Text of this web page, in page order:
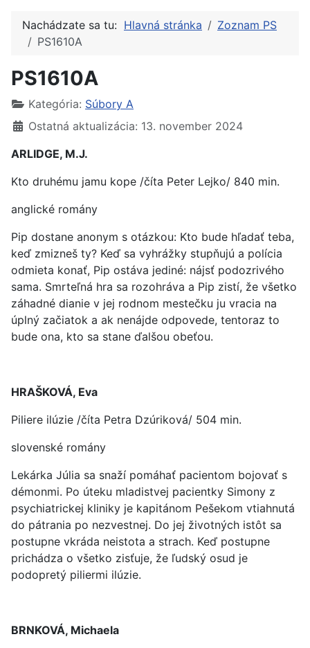
Nachádzate sa tu: Hlavná stránka
Zoznam PS
PS1610A
PS1610A
Kategória: Súbory A
Ostatná aktualizácia: 13. november 2024
ARLIDGE, M.J.
Kto druhému jamu kope /číta Peter Lejko/ 840 min.
anglické romány
Pip dostane anonym s otázkou: Kto bude hľadať teba,
keď zmizneš ty? Keď sa vyhrážky stupňujú a polícia
odmieta konať, Pip ostáva jediné: nájsť podozrivého
sama. Smrteľná hra sa rozohráva a Pip zistí, že všetko
záhadné dianie v jej rodnom mestečku ju vracia na
úplný začiatok a ak nenájde odpovede, tentoraz to
bude ona, kto sa stane ďalšou obeťou.
HRAŠKOVÁ, Eva
Piliere ilúzie /číta Petra Dzúriková/ 504 min.
slovenské romány
Lekárka Júlia sa snaží pomáhať pacientom bojovať s
démonmi. Po úteku mladistvej pacientky Simony z
psychiatrickej kliniky je kapitánom Pešekom vtiahnutá
do pátrania po nezvestnej. Do jej životných istôt sa
postupne vkráda neistota a strach. Keď postupne
prichádza o všetko zisťuje, že ľudský osud je
podopretý piliermi ilúzie.
BRNKOVÁ, Michaela